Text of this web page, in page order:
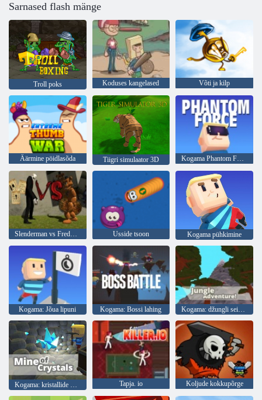
Sarnased flash mänge
Troll poks Koduses kangelased Võti ja kilp
Äärmine pöidlasõda Tiigri simulaator 3D Kogama Phantom Force
Slenderman vs Freddy fazbear Usside tsoon Kogama pühkimine
Kogama: Jõua lipuni Kogama: Bossi lahing Kogama: džungli seiklus
Tapja. io Koljude kokkupõrge